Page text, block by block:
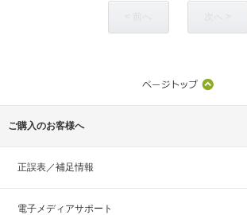
ご購入のお客様へ
正誤表／補足情報
電子メディアサポート